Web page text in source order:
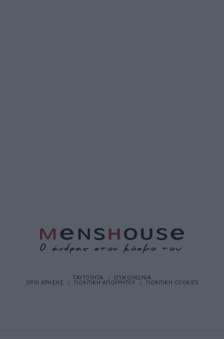
ΤΑΥΤΟΤΗΤΑ
ΕΠΙΚΟΙΝΩΝΙΑ
ΟΡΟΙ ΧΡΗΣΗΣ
ΠΟΛΙΤΙΚΗ ΑΠΟΡΡΗΤΟΥ ΠΟΛΙΤΙΚΗ COOKIES